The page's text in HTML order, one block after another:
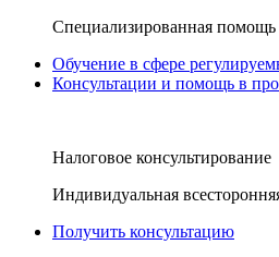
Специализированная помощь
Обучение в сфере
Консультации и помощь в
Налоговое консультирование
Индивидуальная
Получить консультацию